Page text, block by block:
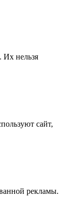
Их нельзя
сайт,
рекламы.